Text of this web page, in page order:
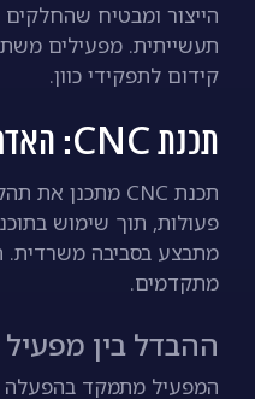
הייצור ומבטיח שהחלקים
תעשייתית. מפעילים
קידום לתפקידי כוון.
תכנת CNC: האדריכל של תהליך הייצור
מתבצע בסביבה משרדית.
מתקדמים.
ההבדל בין
המפעיל מתמקד בהפעלה